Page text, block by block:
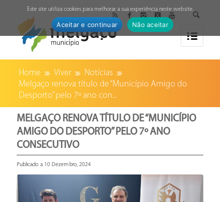
Home Viver
Notícias
Melgaço renova título de “Município Amigo do
Desporto” pelo 7º ano con...
MELGAÇO RENOVA TÍTULO DE “MUNICÍPIO
AMIGO DO DESPORTO” PELO 7º ANO
CONSECUTIVO
Publicado a 10 Dezembro, 2024
Este site utiliza cookies para melhorar a sua experiência neste website.
Aceitar e continuar Não aceitar